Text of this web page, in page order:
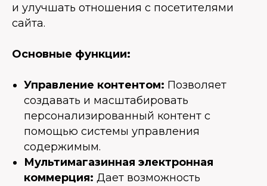
и улучшать отношения с посетителями
сайта.
Основные функции:
Управление контентом: Позволяет
создавать и масштабировать
персонализированный контент с
помощью системы управления
содержимым.
Мультимагазинная электронная
коммерция: Дает возможность